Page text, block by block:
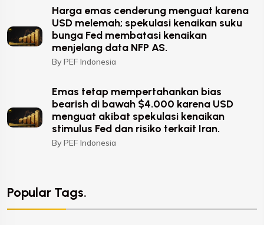
Harga emas cenderung menguat karena
USD melemah; spekulasi kenaikan suku
bunga Fed membatasi kenaikan
menjelang data NFP AS.
By PEF Indonesia
Emas tetap mempertahankan bias
bearish di bawah $4.000 karena USD
menguat akibat spekulasi kenaikan
stimulus Fed dan risiko terkait Iran.
By PEF Indonesia
Popular Tags.